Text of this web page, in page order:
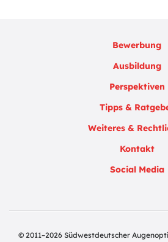
Bewerbung
Ausbildung
Perspektiven
Tipps &
Weiteres &
Kontakt
Social Media
© 2011–2026 Südwestdeutscher